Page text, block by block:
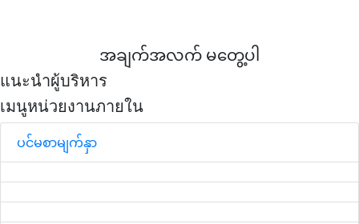
အချက်အလက် မတွေ့ပါ
แนะนำผู้บริหาร
เมนูหน่วยงานภายใน
ပင်မစာမျက်နှာ